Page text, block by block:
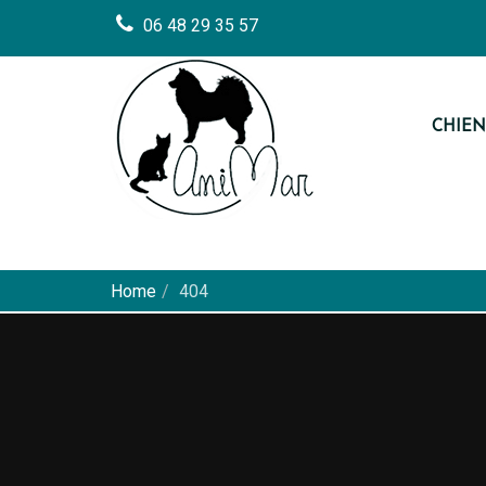
06 48 29 35 57
Home 404